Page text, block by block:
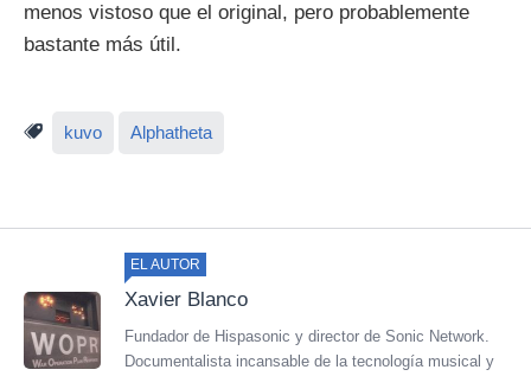
menos vistoso que el original, pero probablemente
bastante más útil.
kuvo Alphatheta
EL AUTOR
Xavier Blanco
Fundador de Hispasonic y director de Sonic Network.
Documentalista incansable de la tecnología musical y